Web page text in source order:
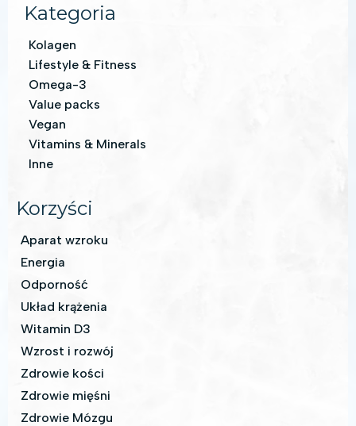
Kategoria
Kolagen
Lifestyle & Fitness
Omega-3
Value packs
Vegan
Vitamins & Minerals
Inne
Korzyści
Aparat wzroku
Energia
Odporność
Układ krążenia
Witamin D3
Wzrost i rozwój
Zdrowie kości
Zdrowie mięśni
Zdrowie Mózgu